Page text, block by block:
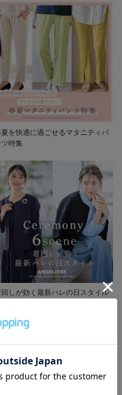
確認する
を快適に過ごせるマタニティパ
ツ特集
しが効く最新ハレの日スタイル